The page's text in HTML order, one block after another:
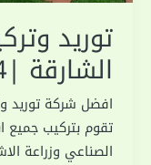
توريد
الشارقة |0551030094
افضل شركة توريد
تقوم بتركيب جميع
الصناعي وزراعة